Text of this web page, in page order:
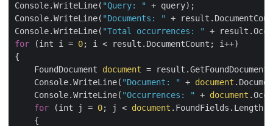
Console.WriteLine( "Query: "
+ query);
Console.WriteLine( "Documents: "
+
Console.WriteLine( "Total occurrences: "
+
for (int i = 0; i < result.DocumentCount; i++)
{
    FoundDocument
document =
    Console.WriteLine(
"Document: " + document
    Console.WriteLine(
"Occurrences: " + document
for (int j = 0; j < document
    {